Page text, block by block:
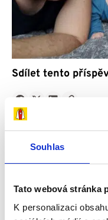
Souhlas
Tato webová stránka
K personalizaci
Sdílet tento
Přidat reakci
0
0
Příběhy